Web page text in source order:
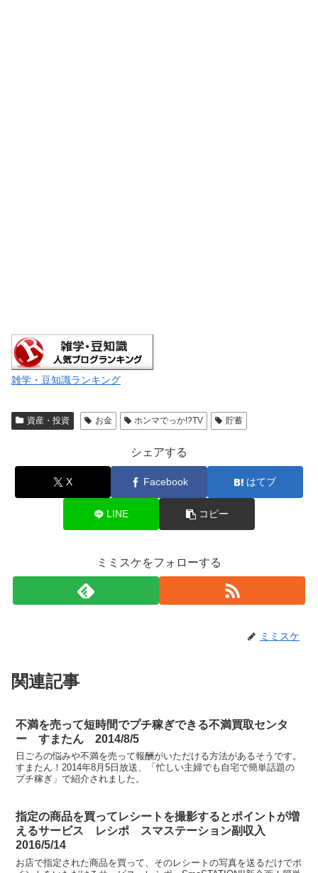
雑学・豆知識ランキング
資産・投資 お金 ホンマでっか!?TV 貯蓄
シェアする
X Facebook はてブ
LINE コピー
ミミスケをフォローする
ミミスケ
関連記事
不満を売って短時間でプチ稼ぎできる不満買取センタ
ー すまたん 2014/8/5
日ごろの悩みや不満を売って報酬がいただける方法があるそうです。
すまたん！2014年8月5日放送、「忙しい主婦でも自宅で簡単話題の
プチ稼ぎ」で紹介されました。
指定の商品を買ってレシートを撮影するとポイントが増
えるサービス レシポ スマステーション副収入
2016/5/14
お店で指定された商品を買って、そのレシートの写真を送るだけでポ